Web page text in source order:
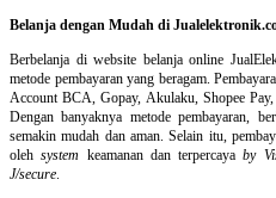
Belanja dengan Mudah di
Berbelanja diwebsite belanja online
metode pembayaran yang beragam.
Account BCA, Gopay, Akulaku, Shopee
Dengan banyaknya metode pembayaran,
semakin mudah dan aman. Selain itu,
olehsystem keamanan dan terpercayaby
J/secure.